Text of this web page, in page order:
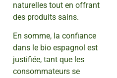
naturelles tout en offrant
des produits sains.
En somme, la confiance
dans le bio espagnol est
justifiée, tant que les
consommateurs se